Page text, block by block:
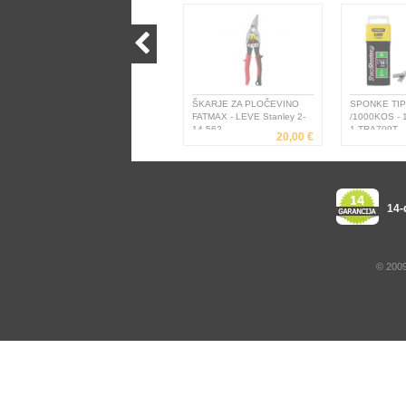
ŠKARJE ZA PLOČEVINO
FATMAX - LEVE Stanley 2-
14-562
20,00 €
SPONKE
/1000KOS -
1-TRA709T
14-
©